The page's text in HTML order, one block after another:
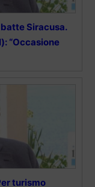
Siracusa.
“Occasione
turismo